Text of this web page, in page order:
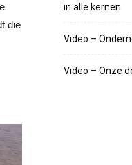
die
in alle kernen
Video –
Video – Onze